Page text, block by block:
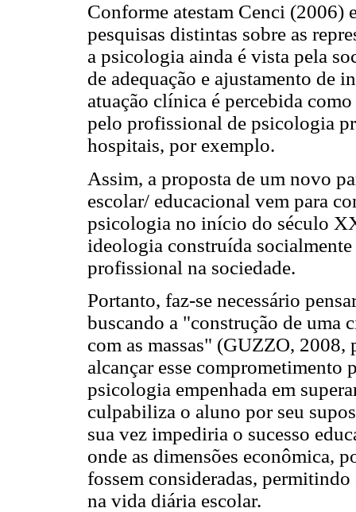
Conforme atestam Cenci (2006)
pesquisas distintas sobre as
a psicologia ainda é vista pela
de adequação e ajustamento de
atuação clínica é percebida
pelo profissional de psicologia
hospitais, por exemplo.
Assim, a proposta de um novo
escolar/ educacional vem para
psicologia no início do século
ideologia construída
profissional na sociedade.
Portanto, faz-se necessário
buscando a "construção de uma
com as massas" (GUZZO, 2008,
alcançar esse comprometimento
psicologia empenhada em
culpabiliza o aluno por seu
sua vez impediria o sucesso
onde as dimensões econômica,
fossem consideradas,
na vida diária escolar.